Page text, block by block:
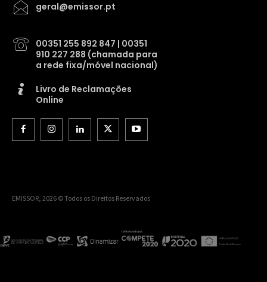
geral@emissor.pt
00351 255 892 847 | 00351
910 227 288 (chamada para
a rede fixa/móvel nacional)
Livro de Reclamações
Online
EMISSOR, 2026 © Todos os Direitos Reservados